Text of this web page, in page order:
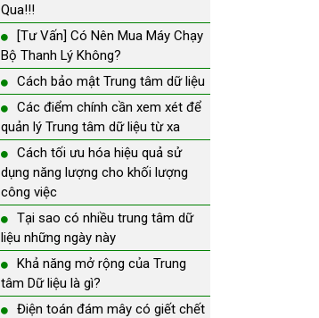
Qua!!!
[Tư Vấn] Có Nên Mua Máy Chạy
Bộ Thanh Lý Không?
Cách bảo mật Trung tâm dữ liệu
Các điểm chính cần xem xét để
quản lý Trung tâm dữ liệu từ xa
Cách tối ưu hóa hiệu quả sử
dụng năng lượng cho khối lượng
công việc
Tại sao có nhiều trung tâm dữ
liệu những ngày này
Khả năng mở rộng của Trung
tâm Dữ liệu là gì?
Điện toán đám mây có giết chết